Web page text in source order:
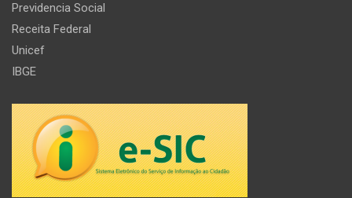
Previdencia Social
Receita Federal
Unicef
IBGE